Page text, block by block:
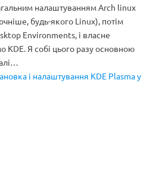
налаштуванням Arch linux
будь-якого Linux), потім
Environments, і власне
KDE. Я собі цього разу основною
і налаштування KDE Plasma у